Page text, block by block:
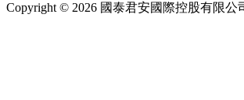
Copyright © 2026 國泰君安國際控股有限公